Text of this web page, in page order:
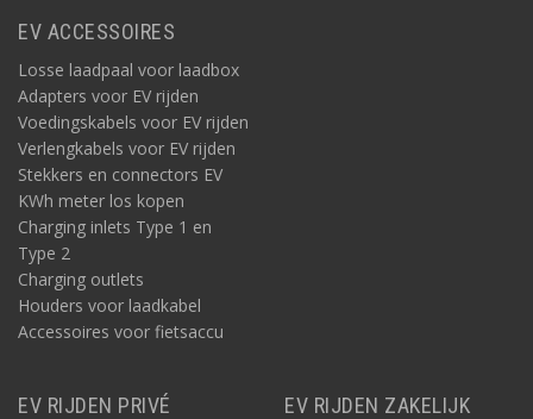
EV ACCESSOIRES
Losse laadpaal voor laadbox
Adapters voor EV rijden
Voedingskabels voor EV rijden
Verlengkabels voor EV rijden
Stekkers en connectors EV
KWh meter los kopen
Charging inlets Type 1 en
Type 2
Charging outlets
Houders voor laadkabel
Accessoires voor fietsaccu
EV RIJDEN PRIVÉ EV RIJDEN ZAKELIJK